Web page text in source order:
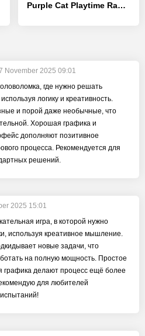
Purple Cat Playtime Rap Battle
November 2025 09:01
где нужно решать
логику и креативность.
и порой даже необычные, что
Хорошая графика и
дополняют позитивное
процесса. Рекомендуется для
решений.
2025 15:01
игра, в которой нужно
используя креативное мышление.
новые задачи, что
на полную мощность. Простое
графика делают процесс ещё более
для любителей